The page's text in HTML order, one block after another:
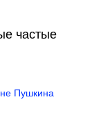
Пушкина